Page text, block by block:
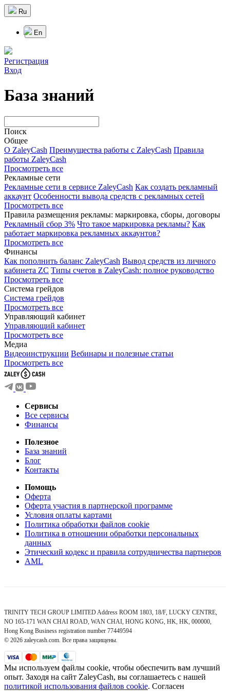
Ru
En
Регистрация
Вход
База знаний
Поиск
Общее
О ZaleyCash Преимущества работы с ZaleyCash Правила
работы ZaleyCash
Просмотреть все
Рекламные сети
Рекламные сети в сервисе ZaleyCash Как создать рекламный
аккаунт Особенности вывода средств с рекламных сетей
Просмотреть все
Правила размещения рекламы: маркировка, сборы, договоры
Рекламный сбор 3% Что такое маркировка рекламы? Как
работает маркировка рекламных аккаунтов?
Просмотреть все
Финансы
Как пополнить баланс ZaleyCash Вывод средств из личного
кабинета ZC Типы счетов в ZaleyCash: полное руководство
Просмотреть все
Система грейдов
Система грейдов
Просмотреть все
Управляющий кабинет
Управляющий кабинет
Просмотреть все
Медиа
Видеоинструкции Вебинары и полезные статьи
Просмотреть все
Сервисы
Все сервисы
Финансы
Полезное
База знаний
Блог
Контакты
Помощь
Оферта
Оферта участия в партнерской программе
Условия оплаты картами
Политика обработки файлов cookie
Политика в отношении обработки персональных
данных
Этический кодекс и правила сотрудничества партнеров
AML
TRINITY TECH GROUP LIMITED Address ROOM 1803, 18/F, LUCKY CENTRE,
NO 165-171 WAN CHAI ROAD, WAN CHAI, HONG KONG, HK, HK, 000000,
Hong Kong Business registration number 77449594
© 2026 zaleycash.com. Все права защищены.
Мы используем файлы cookie, чтобы обеспечить вам лучший
опыт. Заходя на сайт ZaleyCash, вы соглашаетесь с нашей
политикой использования файлов cookie. Согласен